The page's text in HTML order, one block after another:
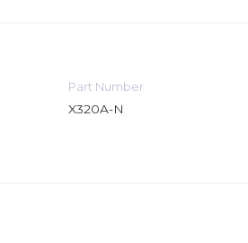
Part Number
X320A-N